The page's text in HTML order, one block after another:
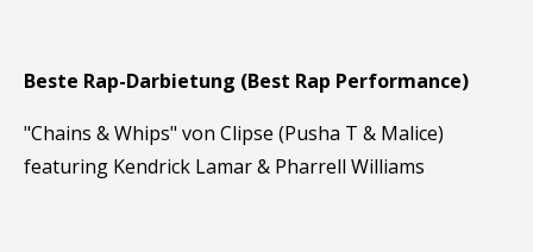
Beste Rap-Darbietung (Best Rap Performance)
"Chains & Whips" von Clipse (Pusha T & Malice)
featuring Kendrick Lamar & Pharrell Williams